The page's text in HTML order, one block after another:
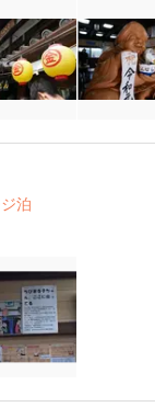
泊